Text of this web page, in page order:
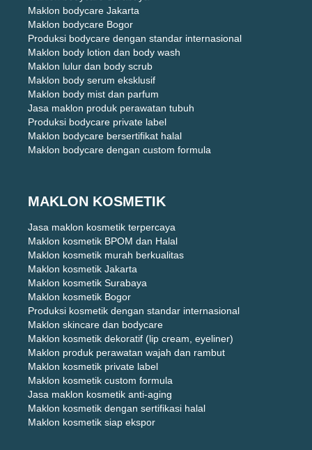
Maklon bodycare Jakarta
Maklon bodycare Bogor
Produksi bodycare dengan standar internasional
Maklon body lotion dan body wash
Maklon lulur dan body scrub
Maklon body serum eksklusif
Maklon body mist dan parfum
Jasa maklon produk perawatan tubuh
Produksi bodycare private label
Maklon bodycare bersertifikat halal
Maklon bodycare dengan custom formula
MAKLON KOSMETIK
Jasa maklon kosmetik terpercaya
Maklon kosmetik BPOM dan Halal
Maklon kosmetik murah berkualitas
Maklon kosmetik Jakarta
Maklon kosmetik Surabaya
Maklon kosmetik Bogor
Produksi kosmetik dengan standar internasional
Maklon skincare dan bodycare
Maklon kosmetik dekoratif (lip cream, eyeliner)
Maklon produk perawatan wajah dan rambut
Maklon kosmetik private label
Maklon kosmetik custom formula
Jasa maklon kosmetik anti-aging
Maklon kosmetik dengan sertifikasi halal
Maklon kosmetik siap ekspor